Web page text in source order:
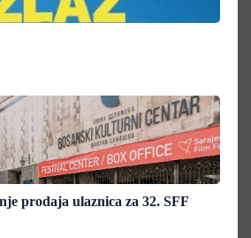
prodaja ulaznica za 32. SFF